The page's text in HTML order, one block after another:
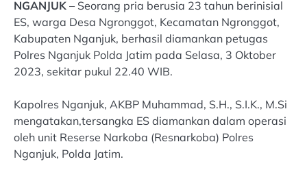
NGANJUK – Seorang pria berusia 23 tahun berinisial
ES, warga Desa Ngronggot, Kecamatan Ngronggot,
Kabupaten Nganjuk, berhasil diamankan petugas
Polres Nganjuk Polda Jatim pada Selasa, 3 Oktober
2023, sekitar pukul 22.40 WIB.
Kapolres Nganjuk, AKBP Muhammad, S.H., S.I.K., M.Si
mengatakan,tersangka ES diamankan dalam operasi
oleh unit Reserse Narkoba (Resnarkoba) Polres
Nganjuk, Polda Jatim.